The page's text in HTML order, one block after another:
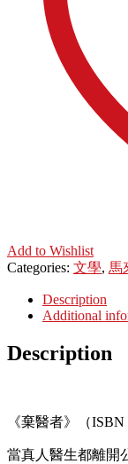
Add to Wishlist
Categories: 文學, 馬
Description
Additional
Description
《棄醫者》（ISBN
當真人醫生都離開